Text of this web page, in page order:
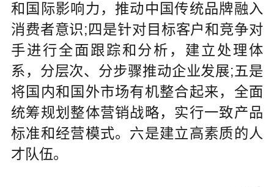
和国际影响力，推动中国传统品牌融入
消费者意识;四是针对目标客户和竞争对
手进行全面跟踪和分析，建立处理体
系，分层次、分步骤推动企业发展;五是
将国内和国外市场有机整合起来，全面
统筹规划整体营销战略，实行一致产品
标准和经营模式。六是建立高素质的人
才队伍。